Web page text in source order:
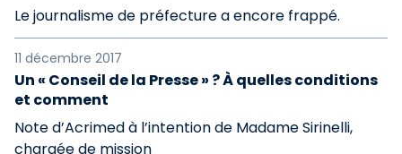
Le journalisme de préfecture a encore frappé.
11 décembre 2017
Un « Conseil de la Presse » ? À quelles conditions
et comment
Note d’Acrimed à l’intention de Madame Sirinelli,
chargée de mission